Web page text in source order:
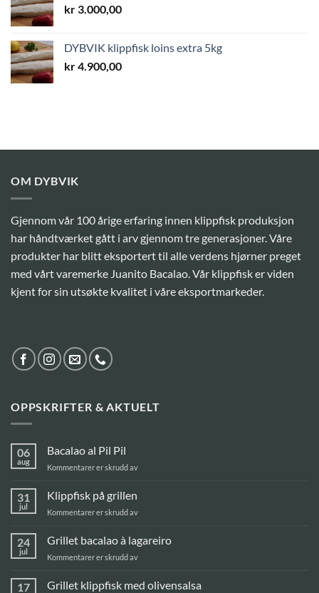
kr 3.000,00
DYBVIK klippfisk loins extra 5kg
kr4.900,00
OM DYBVIK
Gjennom vår 100 årige erfaring innen klippfisk produksjon
har håndtværket gått i arv gjennom tre generasjoner. Våre
produkter har blitt eksportert til alle verdens hjørner preget
med vårt varemerke Juanito Bacalao. Vår klippfisk er viden
kjent for sin utsøkte kvalitet i våre eksportmarkeder.
OPPSKRIFTER & AKTUELT
06
aug
Bacalao al Pil Pil
Kommentarer er skrudd avfor
31
jul
Klippfisk på grillen
Kommentarer er skrudd avfor
grillen
24
jul
Grillet bacalao à lagareiro
Kommentarer er skrudd avfor
bacalao
17 Grillet klippfisk med olivensalsa